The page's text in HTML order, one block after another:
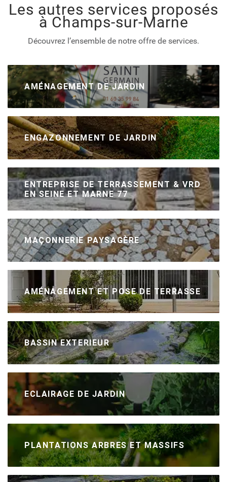
Les autres services proposés
à Champs-sur-Marne
Découvrez l’ensemble de notre offre de services.
AMÉNAGEMENT DE JARDIN
ENGAZONNEMENT DE JARDIN
ENTREPRISE DE TERRASSEMENT & VRD
EN SEINE ET MARNE 77
MAÇONNERIE PAYSAGÈRE
AMÉNAGEMENT ET POSE DE TERRASSE
BASSIN EXTERIEUR
ECLAIRAGE DE JARDIN
PLANTATIONS ARBRES ET MASSIFS